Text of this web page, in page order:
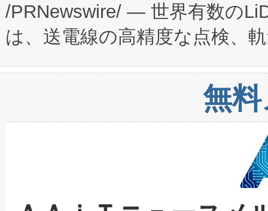
プログラムには、施設設計・
に関する技術移転および知的
構造化トレーニングカリキュ
上げおよび商用化段階におけ
設備整備および立ち上げ調整
加組織は、Enzeneのバイオ
選定された製品について、自
取得できる可能性もあります
た。 Voltaiq独自のAI搭載プラ
定、統合、導入、運用に至る
安全性を追跡し、確保する事
増加しているデータセンター
る電力網に大きな負担をかけ
事業者の負担軽減という課題
系統連系を迅速にし、ピーク
限を超えて利用可能な電力容
/PRNewswire/ — 世界有数の
は、送電線の高精度な点検、
や穀物倉庫におけるバルク材
リューション「Avia 2」を発
したAvia 2は、1,000メート
狭視野のFOVを切り替えるこ
ケーブル、枝などの細かな対
なレーザースポットにより、
無